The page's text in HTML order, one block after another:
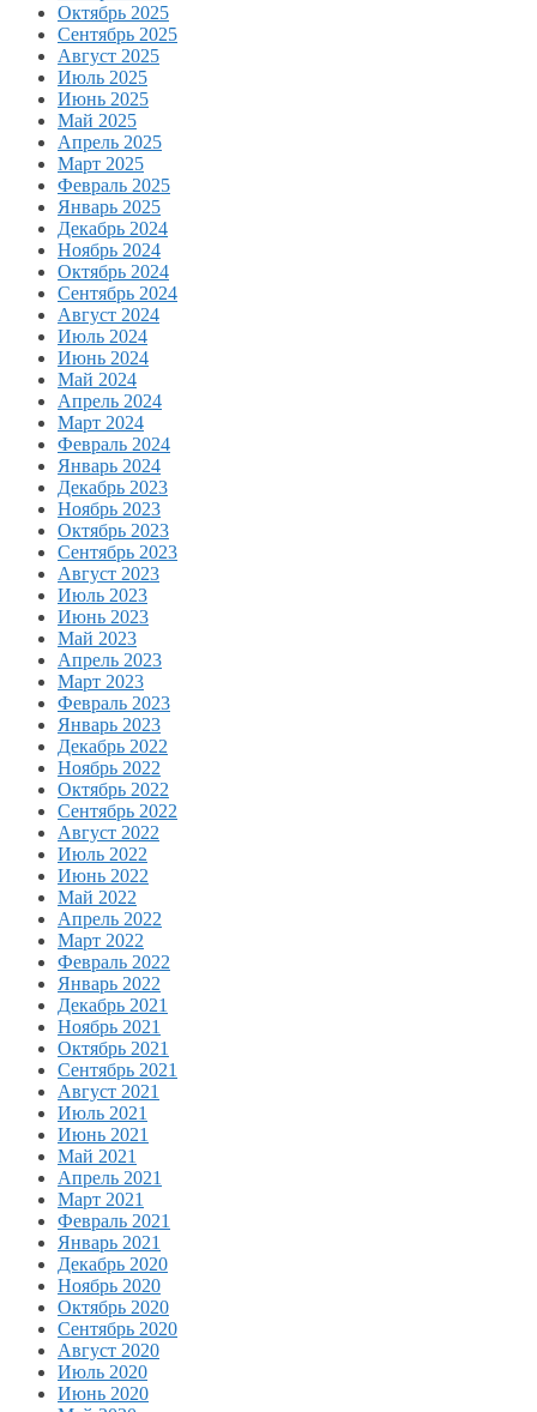
Октябрь 2025
Сентябрь 2025
Август 2025
Июль 2025
Июнь 2025
Май 2025
Апрель 2025
Март 2025
Февраль 2025
Январь 2025
Декабрь 2024
Ноябрь 2024
Октябрь 2024
Сентябрь 2024
Август 2024
Июль 2024
Июнь 2024
Май 2024
Апрель 2024
Март 2024
Февраль 2024
Январь 2024
Декабрь 2023
Ноябрь 2023
Октябрь 2023
Сентябрь 2023
Август 2023
Июль 2023
Июнь 2023
Май 2023
Апрель 2023
Март 2023
Февраль 2023
Январь 2023
Декабрь 2022
Ноябрь 2022
Октябрь 2022
Сентябрь 2022
Август 2022
Июль 2022
Июнь 2022
Май 2022
Апрель 2022
Март 2022
Февраль 2022
Январь 2022
Декабрь 2021
Ноябрь 2021
Октябрь 2021
Сентябрь 2021
Август 2021
Июль 2021
Июнь 2021
Май 2021
Апрель 2021
Март 2021
Февраль 2021
Январь 2021
Декабрь 2020
Ноябрь 2020
Октябрь 2020
Сентябрь 2020
Август 2020
Июль 2020
Июнь 2020